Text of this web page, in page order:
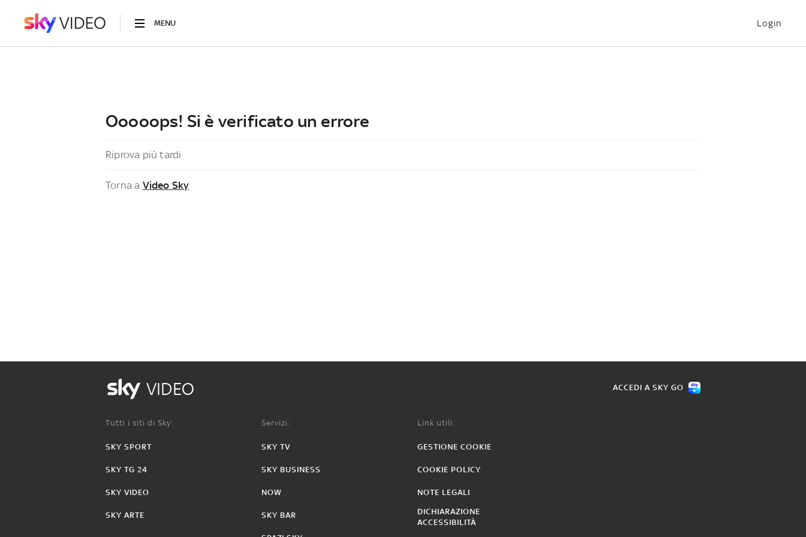
MENU Login
Ooooops! Si è verificato un errore
Riprova più tardi
Torna a Video Sky
VIDEO ACCEDI A SKY GO
Tutti i siti di Sky:
SKY SPORT
SKY TG 24
SKY VIDEO
SKY ARTE
Servizi:
SKY TV
SKY BUSINESS
NOW
SKY BAR
Link utili:
GESTIONE COOKIE
COOKIE POLICY
NOTE LEGALI
DICHIARAZIONE
ACCESSIBILITÀ